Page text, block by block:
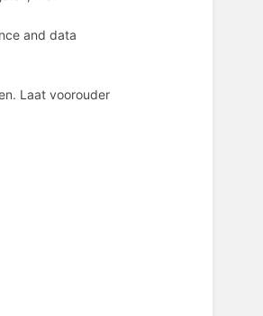
and data
Laat voorouder